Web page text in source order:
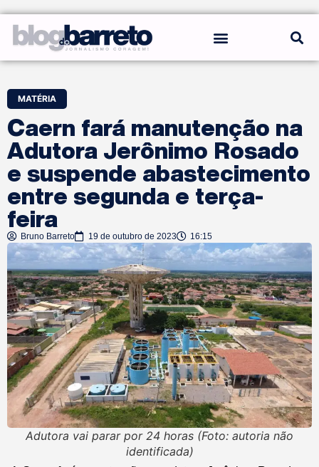
MATÉRIA
Caern fará manutenção na
Adutora Jerônimo Rosado
e suspende abastecimento
entre segunda e terça-
feira
Bruno Barreto 19 de outubro de 2023 16:15
Adutora vai parar por 24 horas (Foto: autoria não
identificada)